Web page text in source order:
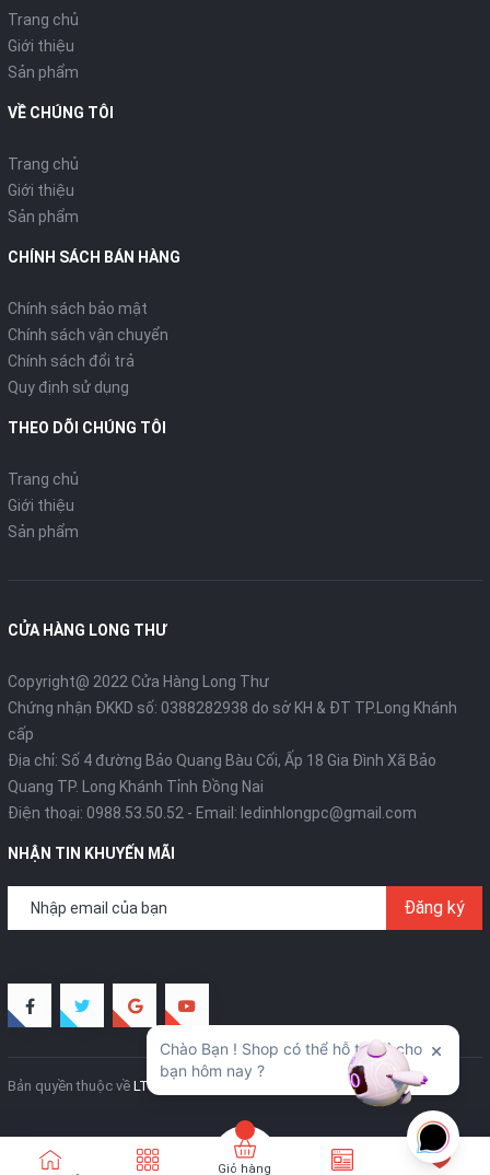
Trang chủ
Giới thiệu
Sản phẩm
VỀ CHÚNG TÔI
Trang chủ
Giới thiệu
Sản phẩm
CHÍNH SÁCH BÁN HÀNG
Chính sách bảo mật
Chính sách vận chuyển
Chính sách đổi trả
Quy định sử dụng
THEO DÕI CHÚNG TÔI
Trang chủ
Giới thiệu
Sản phẩm
CỬA HÀNG LONG THƯ
Copyright@ 2022 Cửa Hàng Long Thư
Chứng nhận ĐKKD số: 0388282938 do sở KH & ĐT TP.Long Khánh
cấp
Địa chỉ: Số 4 đường Bảo Quang Bàu Cối, Ấp 18 Gia Đình Xã Bảo
Quang TP. Long Khánh Tỉnh Đồng Nai
Điện thoại: 0988.53.50.52 - Email: ledinhlongpc@gmail.com
NHẬN TIN KHUYẾN MÃI
Đăng ký
Bản quyền thuộc về LT Creative
Giỏ hàng